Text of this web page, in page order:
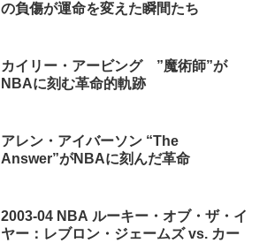
の負傷が運命を変えた瞬間たち
カイリー・アービング ”魔術師”が
NBAに刻む革命的軌跡
アレン・アイバーソン “The
Answer”がNBAに刻んだ革命
2003-04 NBA ルーキー・オブ・ザ・イ
ヤー：レブロン・ジェームズ vs. カー